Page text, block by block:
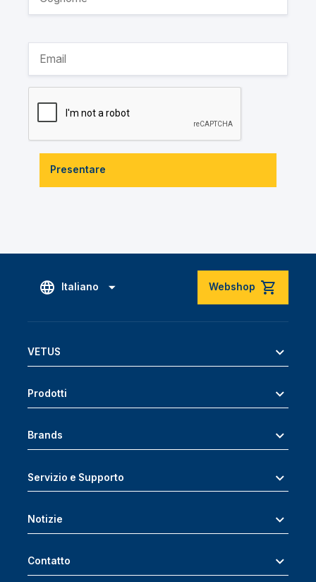
Presentare
Italiano Webshop
VETUS
Prodotti
Brands
Servizio e Supporto
Notizie
Contatto